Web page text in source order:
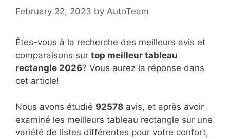
February 22, 2023 by AutoTeam
Êtes-vous à la recherche des meilleurs avis et
comparaisons sur top meilleur tableau
rectangle 2026? Vous aurez la réponse dans
cet article!
Nous avons étudié 92578 avis, et après avoir
examiné les meilleurs tableau rectangle sur une
variété de listes différentes pour votre confort,